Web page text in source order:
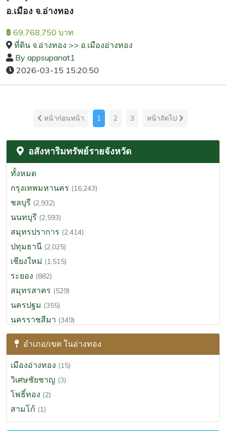
อ.เมือง จ.อ่างทอง
฿ 69,768,750 บาท
ที่ดิน จ.อ่างทอง >> อ.เมืองอ่างทอง
By appsupanat1
2026-03-15 15:20:50
หน้าก่อนหน้า 1 2 3 หน้าถัดไป
อสังหาริมทรัพย์รายจังหวัด
ทั้งหมด
กรุงเทพมหานคร (16,243)
ชลบุรี (2,932)
นนทบุรี (2,593)
สมุทรปราการ (2,414)
ปทุมธานี (2,025)
เชียงใหม่ (1,515)
ระยอง (882)
สมุทรสาคร (529)
นครปฐม (355)
นครราชสีมา (349)
ฉะเชิงเทรา(313)
สุราษฎร์ธานี(295)
ขอนแก่น(290)
ประจวบคีรีขันธ์
นครนายก(265)
สระบุรี (201)
พระนครศรีอยุธยา(191)
อำเภอ/เขต ในอ่างทอง
เมืองอ่างทอง (15)
วิเศษชัยชาญ (3)
โพธิ์ทอง (2)
สามโก้ (1)